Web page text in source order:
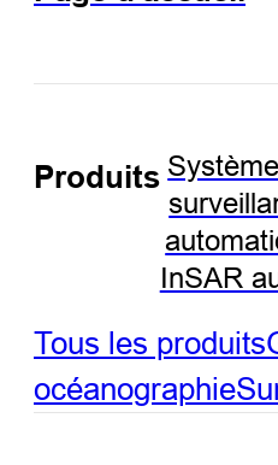
InSAR
Produits
Tous les produits
océanographie